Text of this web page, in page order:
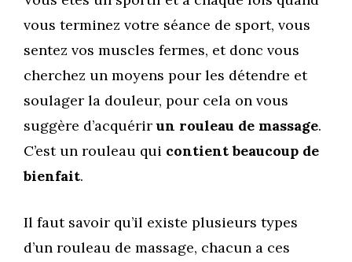
vous terminez votre séance de sport, vous
sentez vos muscles fermes, et donc vous
cherchez un moyens pour les détendre et
soulager la douleur, pour cela on vous
suggère d’acquérirun rouleau de massage.
C’est un rouleau qui contient beaucoup de
bienfait.
Il faut savoir qu’il existe plusieurs types
d’un rouleau de massage, chacun a ces